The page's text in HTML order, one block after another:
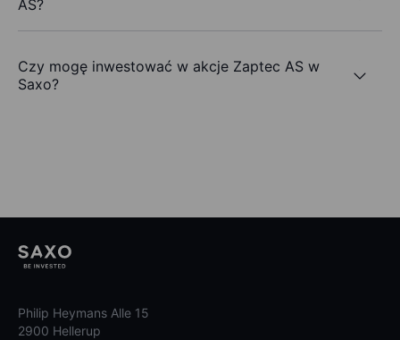
AS?
Czy mogę inwestować w akcje Zaptec AS w
Saxo?
Philip Heymans Alle 15
2900 Hellerup